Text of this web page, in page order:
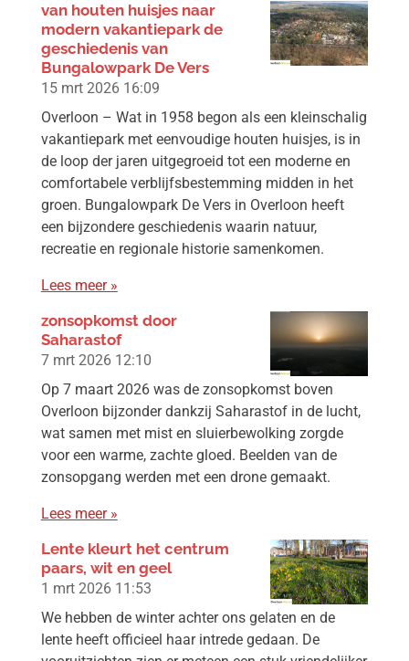
van houten huisjes naar
modern vakantiepark de
geschiedenis van
Bungalowpark De Vers
15 mrt 2026 16:09
Overloon – Wat in 1958 begon als een kleinschalig
vakantiepark met eenvoudige houten huisjes, is in
de loop der jaren uitgegroeid tot een moderne en
comfortabele verblijfsbestemming midden in het
groen. Bungalowpark De Vers in Overloon heeft
een bijzondere geschiedenis waarin natuur,
recreatie en regionale historie samenkomen.
Lees meer »
zonsopkomst door
Saharastof
7 mrt 2026 12:10
Op 7 maart 2026 was de zonsopkomst boven
Overloon bijzonder dankzij Saharastof in de lucht,
wat samen met mist en sluierbewolking zorgde
voor een warme, zachte gloed. Beelden van de
zonsopgang werden met een drone gemaakt.
Lees meer »
Lente kleurt het centrum
paars, wit en geel
1 mrt 2026 11:53
We hebben de winter achter ons gelaten en de
lente heeft officieel haar intrede gedaan. De